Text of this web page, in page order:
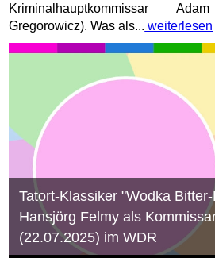
Kriminalhauptkommissar
Gregorowicz). Was als... weiterlesen
Tatort-Klassiker "Wodka
Hansjörg Felmy als
(22.07.2025) im WDR